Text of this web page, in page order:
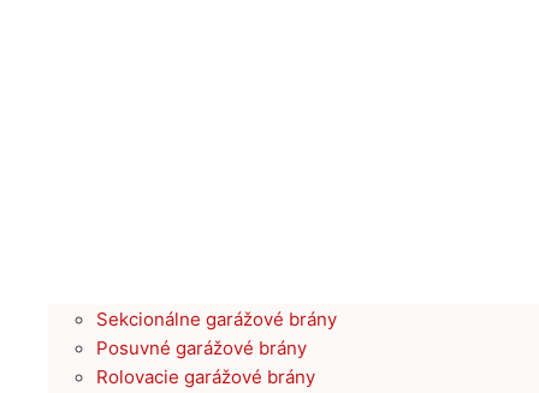
Sekcionálne garážové brány
Posuvné garážové brány
Rolovacie garážové brány